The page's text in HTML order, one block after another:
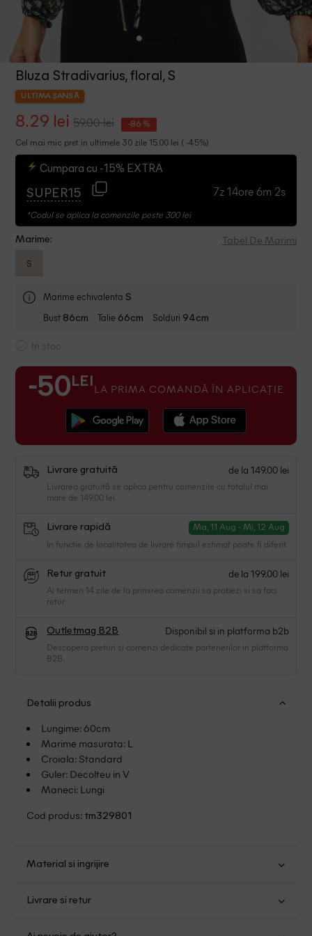
Bluza Stradivarius, floral, S
ULTIMA ȘANSĂ
8.29 lei 59.00 lei -86 %
Cel mai mic pret in ultimele 30 zile 15.00 lei ( -45%)
Cumpara cu -15% EXTRA
SUPER15 7z 14ore 6m 2s
*Codul se aplica la comenzile peste 300 lei
Marime: Tabel De Marimi
S
Marime echivalenta S
Bust 86cm Talie 66cm Solduri 94cm
In stoc
-50 LEI LA PRIMA COMANDĂ ÎN APLICAȚIE
Livrare gratuită de la 149.00 lei
Livrarea gratuită se aplica pentru comenzile cu totalul mai
mare de 149.00 lei
Livrare rapidă Ma, 11 Aug - Mi, 12 Aug
In functie de localitatea de livrare timpul estimat poate fi diferit.
Retur gratuit de la 199.00 lei
Ai termen 14 zile de la primirea comenzii sa probezi si sa faci
retur.
Outletmag B2B Disponibil si in platforma b2b
Descopera preturi si comenzi dedicate partenerilor in platforma
B2B.
Detalii produs
Lungime: 60cm
Marime masurata: L
Croiala: Standard
Guler: Decolteu in V
Maneci: Lungi
Cod produs: tm329801
Material si ingrijire
Spalat de mana sau la masina
Livrare si retur